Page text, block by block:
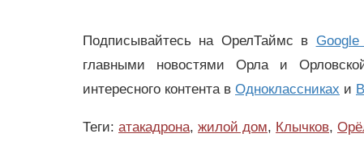
Подписывайтесь на ОрелТаймс в
главными новостями Орла и
интересного контента в Одноклассниках и
Теги: атакадрона, жилой дом, Клычков,